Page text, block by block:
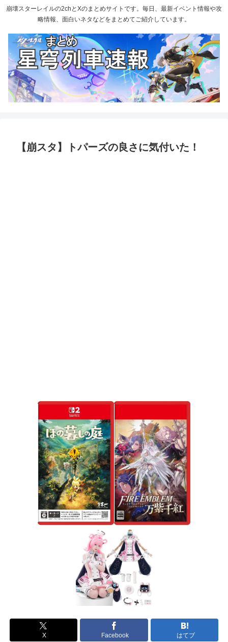
崩壊スターレイルの2chとXのまとめサイトです。毎日、最新イベント情報や攻
略情報、面白いネタなどをまとめてご紹介しています。
【崩スタ】トパーズの良さに気付いた！
X Facebook はてブ